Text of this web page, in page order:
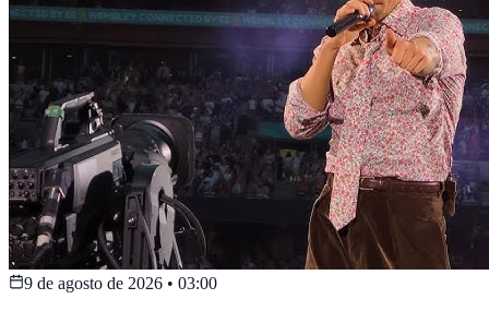
9 de agosto de 2026 • 03:00